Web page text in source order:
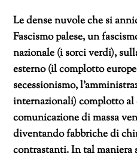
Le dense nuvole che si
Fascismo palese, un
nazionale (i sorci verdi),
esterno (il complotto
secessionismo,
internazionali) complotto al
comunicazione di massa
diventando fabbriche di
contrastanti. In tal maniera